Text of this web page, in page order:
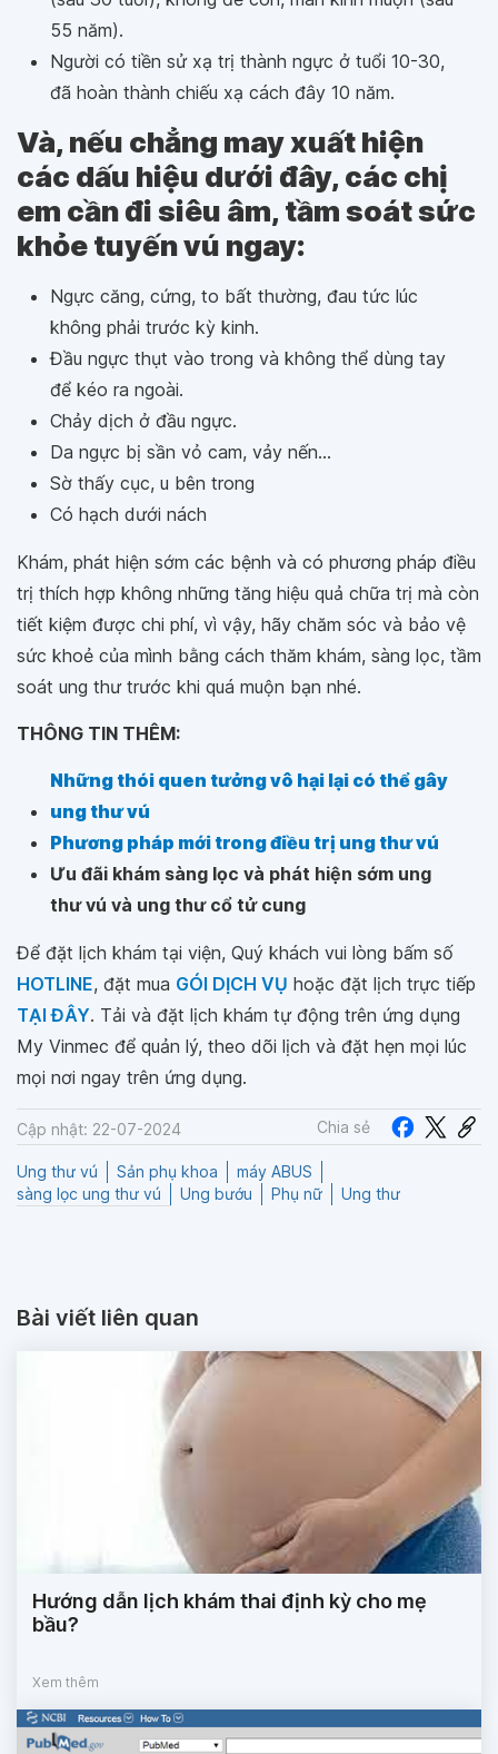
55 năm).
Người có tiền sử xạ trị thành ngực ở tuổi 10-30,
đã hoàn thành chiếu xạ cách đây 10 năm.
Và, nếu chẳng may xuất hiện
các dấu hiệu dưới đây, các chị
em cần đi siêu âm, tầm soát sức
khỏe tuyến vú ngay:
Ngực căng, cứng, to bất thường, đau tức lúc
không phải trước kỳ kinh.
Đầu ngực thụt vào trong và không thể dùng tay
để kéo ra ngoài.
Chảy dịch ở đầu ngực.
Da ngực bị sần vỏ cam, vảy nến...
Sờ thấy cục, u bên trong
Có hạch dưới nách
Khám, phát hiện sớm các bệnh và có phương pháp điều
trị thích hợp không những tăng hiệu quả chữa trị mà còn
tiết kiệm được chi phí, vì vậy, hãy chăm sóc và bảo vệ
sức khoẻ của mình bằng cách thăm khám, sàng lọc, tầm
soát ung thư trước khi quá muộn bạn nhé.
THÔNG TIN THÊM:
Những thói quen tưởng vô hại lại có thể gây
ung thư vú
Phương pháp mới trong điều trị ung thư vú
Ưu đãi khám sàng lọc và phát hiện sớm ung
thư vú và ung thư cổ tử cung
Để đặt lịch khám tại viện, Quý khách vui lòng bấm số
HOTLINE, đặt mua GÓI DỊCH VỤ hoặc đặt lịch trực tiếp
TẠI ĐÂY. Tải và đặt lịch khám tự động trên ứng dụng
My Vinmec để quản lý, theo dõi lịch và đặt hẹn mọi lúc
mọi nơi ngay trên ứng dụng.
Cập nhật: 22-07-2024 Chia sẻ
Ung thư vú Sản phụ khoa
máy ABUS
sàng lọc ung thư vú
Ung bướu Phụ nữ Ung thư
Bài viết liên quan
Hướng dẫn lịch khám thai định kỳ cho mẹ
bầu?
Xem thêm